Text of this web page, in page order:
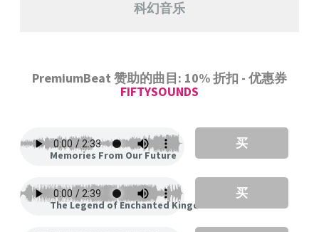
科幻音乐
PremiumBeat 赞助的曲目: 10% 折扣 - 优惠券
FIFTYSOUNDS
Memories From Our Future
买
The Legend of Enchanted Kingdom
买